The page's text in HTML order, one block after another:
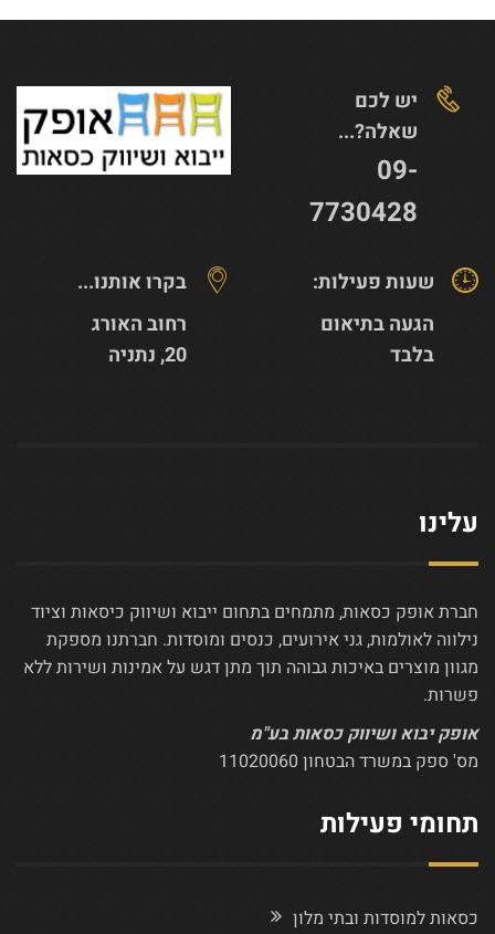
יש לכם
שאלה?...
09-
7730428
בקרו אותנו...
רחוב האורג
20, נתניה
שעות פעילות:
הגעה בתיאום
בלבד
עלינו
חברת אופק כסאות, מתמחים בתחום ייבוא ושיווק כיסאות וציוד
נילווה לאולמות, גני אירועים, כנסים ומוסדות. חברתנו מספקת
מגוון מוצרים באיכות גבוהה תוך מתן דגש על אמינות ושירות ללא
פשרות.
אופק יבוא ושיווק כסאות בע"מ
מס' ספק במשרד הבטחון 11020060
תחומי פעילות
כסאות למוסדות ובתי מלון